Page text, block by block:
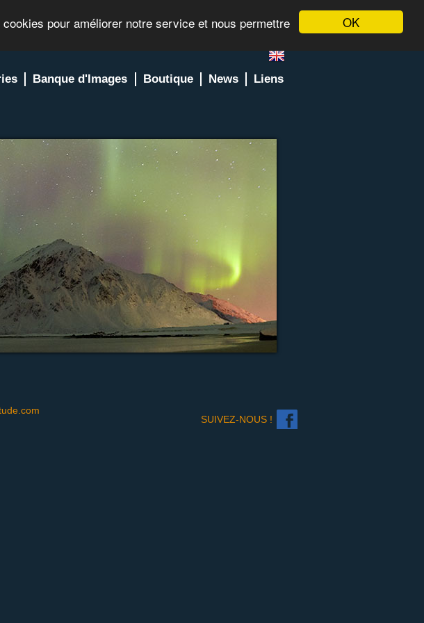
OK
pour améliorer notre service et nous permettre
Banque d'Images Boutique News Liens
SUIVEZ-NOUS !